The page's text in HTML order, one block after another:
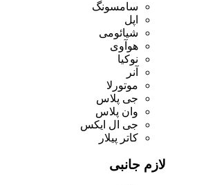
سامسونگ
اپل
شیائومی
هوآوی
نوکیا
آنر
موتورلا
جی پلاس
وان پلاس
جی ال ایکس
کاتر پیلار
لازم جانبی